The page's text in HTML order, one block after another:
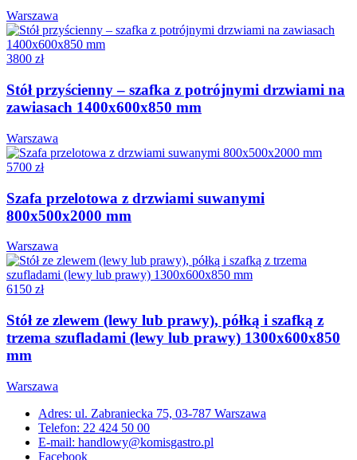
Warszawa
3800 zł
Stół przyścienny – szafka z potrójnymi drzwiami na
zawiasach 1400x600x850 mm
Warszawa
5700 zł
Szafa przelotowa z drzwiami suwanymi
800x500x2000 mm
Warszawa
6150 zł
Stół ze zlewem (lewy lub prawy), półką i szafką z
trzema szufladami (lewy lub prawy) 1300x600x850
mm
Warszawa
Adres: ul. Zabraniecka 75, 03-787 Warszawa
Telefon: 22 424 50 00
E-mail: handlowy@komisgastro.pl
Facebook